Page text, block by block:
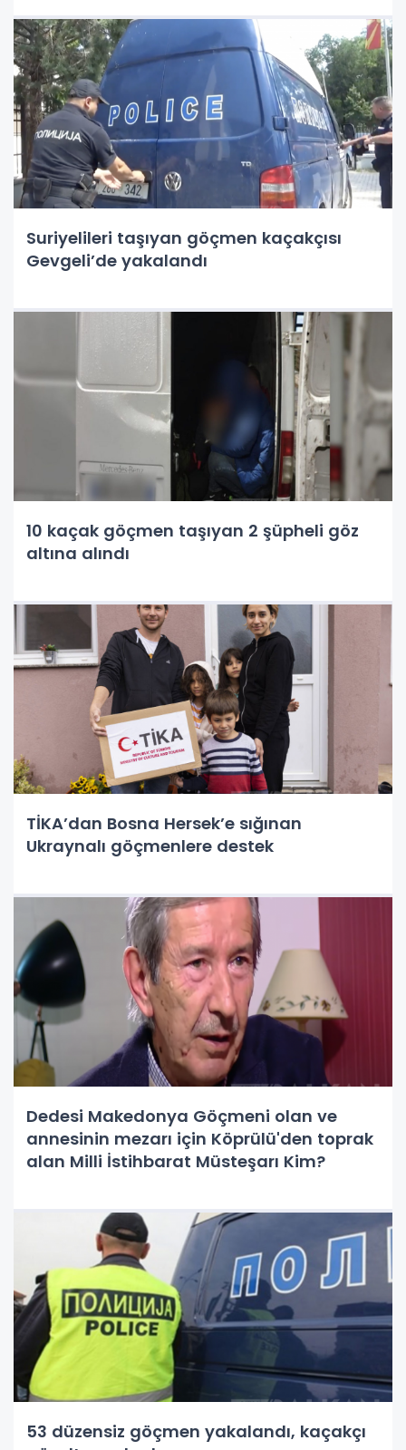
Suriyelileri taşıyan göçmen kaçakçısı
Gevgeli’de yakalandı
10 kaçak göçmen taşıyan 2 şüpheli göz
altına alındı
TİKA’dan Bosna Hersek’e sığınan
Ukraynalı göçmenlere destek
Dedesi Makedonya Göçmeni olan ve
annesinin mezarı için Köprülü'den toprak
alan Milli İstihbarat Müsteşarı Kim?
53 düzensiz göçmen yakalandı, kaçakçı